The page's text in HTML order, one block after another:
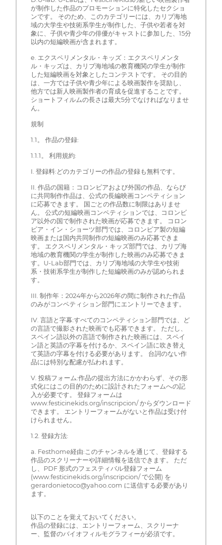
が制作した作品のプロモーションに特化したセクショ
ンです。 そのため、このカテゴリーには、カリブ海地
域の大学生や技術系学生が制作した、子供や若者を対
象に、子供や青少年の俳優がキャストに参加した、15分
以内の短編映画が含まれます。
e. エクスペリメンタル・キッズ：エクスペリメンタ
ル・キッズは、カリブ海地域の教育機関の学生が制作
した短編映画を対象としたコンテストです。 その目的
は、一方では子供や青少年による映画製作を奨励し、
他方では新人映画製作者の育成を促進することです。
ショートフィルムの長さは最大5分でなければなりませ
ん。
規制
1.1。 作品の登録:
1.1.1。 利用規約:
I. 登録料:どのカテゴリーの作品の登録も無料です。
II. 作品の国籍：コロンビアおよび外国の作品、ならび
に共同制作作品は、公式の長編映画コンペティション
に応募できます。 国ごとの作品数に制限はありませ
ん。 公式の短編映画コンペティションでは、コロンビ
ア以外の国で制作された映画が応募できます。 コロン
ビア・イン・ショーツ部門では、コロンビア製の短編
映画または国内共同制作の短編映画のみ応募できま
す。 エクスペリメンタル・キッズ部門では、カリブ海
地域の教育機関の学生が制作した映画のみ応募できま
す。U-Lab部門では、カリブ海地域の大学生や技術
系・技術系学生が制作した短編映画のみが認められま
す。
III. 制作年：2024年から2026年の間に制作された作品
のみがコンペティション部門にエントリーできます。
IV. 言語と字幕:すべてのコンペティション部門では、ど
の言語で撮影された映画でも応募できます。 ただし、
スペイン語以外の言語で制作された映画には、スペイ
ン語と英語の字幕を付けるか、スペイン語に吹き替え
て英語の字幕を付ける必要があります。 台詞のない作
品には特別な配慮が払われます。
V. 投稿フォーム:作品の提出方法にかかわらず、その形
式化にはこの目的のために設計されたフォームへの記
入が必要です。 登録フォームは
www.festicinekids.org/inscripcion/ からダウンロード
できます。 エントリーフォームがないと作品は受け付
けられません。
1.2. 登録方法:
a. Festhome経由:このチャンネルを通じて、登録する
作品のスクリーナーや詳細情報を送信できます。 ただ
し、PDF 形式のフェスティバル登録フォーム
(www.festicinekids.org/inscripcion/ で公開) を
gerardonietoco@yahoo.com に送信する必要があり
ます。
以下のことを覚えておいてください。
作品の登録には、エントリーフォーム、スクリーナ
ー、監督のバイオフィルモグラフィーが必須です。